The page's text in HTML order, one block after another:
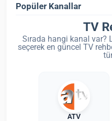
Popüler Kanallar
TV
Sırada hangi kanal
seçerek en güncel TV
ATV